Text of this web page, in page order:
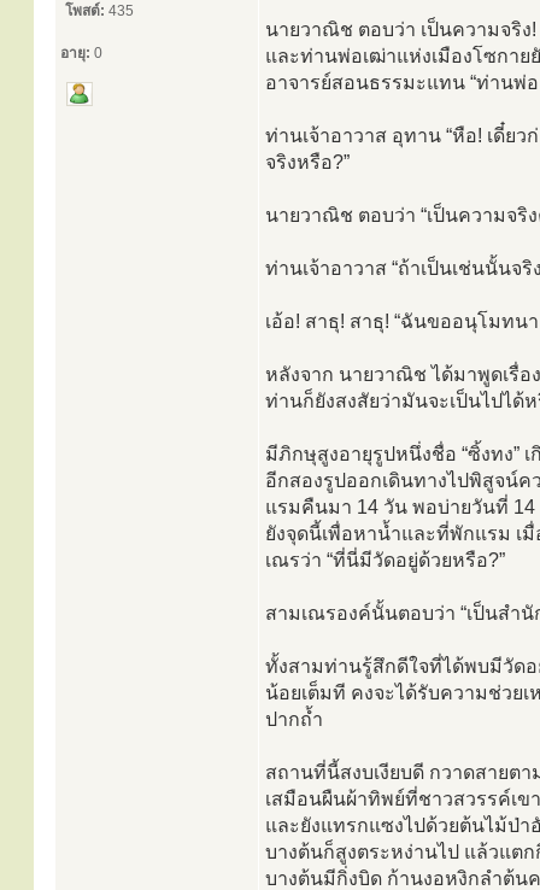
โพสต์: 435
อายุ: 0
นายวาณิช ตอบว่า เป็นความจริ
และท่านพ่อเฒ่าแห่งเมืองโซกาย
อาจารย์สอนธรรมะแทน “ท่านพ่อ
ท่านเจ้าอาวาส อุทาน “หือ! เดี๋ย
จริงหรือ?”
นายวาณิช ตอบว่า “เป็นความจริ
ท่านเจ้าอาวาส “ถ้าเป็นเช่นนั้นจ
เอ้อ! สาธุ! สาธุ! “ฉันขออนุโมทน
หลังจาก นายวาณิช ได้มาพูดเรื่อ
ท่านก็ยังสงสัยว่ามันจะเป็นไปได้
มีภิกษุสูงอายุรูปหนึ่งชื่อ “ซิ้งทง”
อีกสองรูปออกเดินทางไปพิสูจน์ค
แรมคืนมา 14 วัน พอบ่ายวันที่ 14
ยังจุดนี้เพื่อหาน้ำและที่พักแรม เ
เณรว่า “ที่นี่มีวัดอยู่ด้วยหรือ?”
สามเณรองค์นั้นตอบว่า “เป็นสำ
ทั้งสามท่านรู้สึกดีใจที่ได้พบมีวัดอ
น้อยเต็มที คงจะได้รับความช่วย
ปากถ้ำ
สถานที่นี้สงบเงียบดี กวาดสายต
เสมือนผืนผ้าทิพย์ที่ชาวสวรรค์เข
และยังแทรกแซงไปด้วยต้นไม้ป่
บางต้นก็สูงตระหง่านไป แล้วแต
บางต้นมีกิ่งบิด ก้านงอหงิกลำต้น